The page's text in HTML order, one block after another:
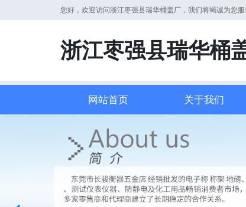
您好，欢迎访问浙江枣强县瑞华桶盖厂，我们将竭诚为您服
浙江枣强县瑞华桶
网站首页 关于我们